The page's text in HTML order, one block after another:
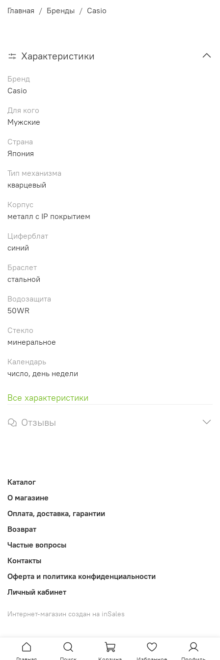
Главная Бренды Casio
Характеристики
Бренд
Casio
Для кого
Мужские
Страна
Япония
Тип механизма
кварцевый
Корпус
металл с IP покрытием
Циферблат
синий
Браслет
стальной
Водозащита
50WR
Стекло
минеральное
Календарь
число, день недели
Все характеристики
Отзывы
Каталог
О магазине
Оплата, доставка, гарантии
Возврат
Частые вопросы
Контакты
Оферта и политика конфиденциальности
Личный кабинет
Интернет-магазин создан на inSales